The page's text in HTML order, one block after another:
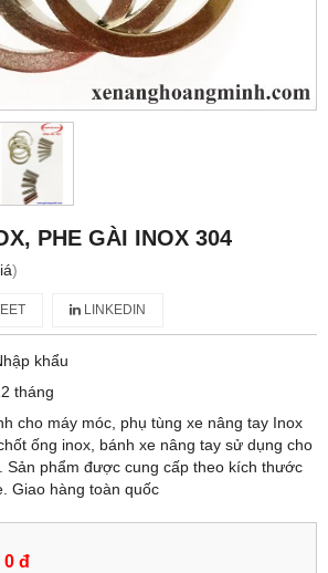
PHE GÀI INOX 304
)
LINKEDIN
khẩu
tháng
cho máy móc, phụ tùng xe nâng tay Inox
ống inox, bánh xe nâng tay sử dụng cho
Sản phẩm được cung cấp theo kích thước
Giao hàng toàn quốc
0 đ